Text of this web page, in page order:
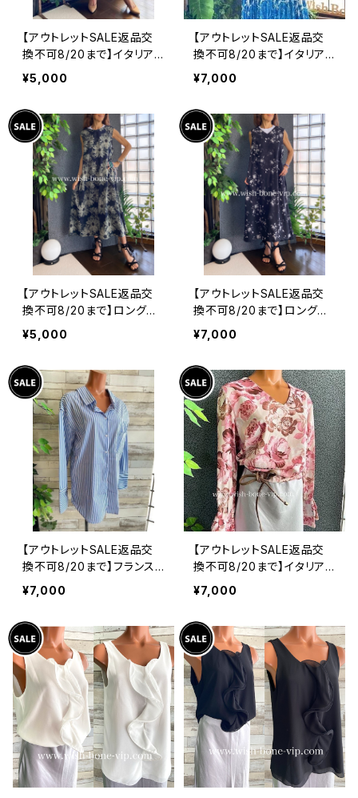
【アウトレットSALE返品交
換不可8/20まで】イタリア
製インポート セットアップド
レス｜ロングスカート＆カッ
y/ホワイト＆レッド(S)(M)
(L)(XL)
¥5,000
【アウトレットSALE返品交
換不可8/20まで】イタリア
製ロング・マキシスカート＆
トップス セットアップ /ホワ
¥7,000
【アウトレットSALE返品交
換不可8/20まで】ロングワ
ンピース・マキシワンピー
ス・サラッと軽やか春夏ワン
ー
¥5,000
【アウトレットSALE返品交
換不可8/20まで】ロングワ
ンピース・マキシワンピー
ス・サラッと軽やか春夏ワン
¥7,000
【アウトレットSALE返品交
換不可8/20まで】フランス
インポート・BIGシャツ｜ピ
ンストライプ デザインシャ
ロングシャツ/ブルー
¥7,000
【アウトレットSALE返品交
換不可8/20まで】イタリア
製トップス｜ Made in ITA
LY｜フリル長袖 ロマンテ
プス/ピンク-SALE
¥7,000